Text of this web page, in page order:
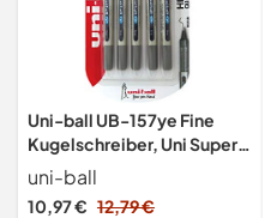
Uni-ball UB-157ye Fine
Kugelschreiber, Uni Super-
Tinte, 0.7 mm Spitze, 5
Stück blau
uni-ball
10,97 € 12,79 €